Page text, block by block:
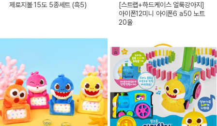
제로지볼 15도 5종세트 (흑5)
[스트랩+하드케이스 얼룩강아지]
아이폰12미니 아이폰6 a50 노트
20울